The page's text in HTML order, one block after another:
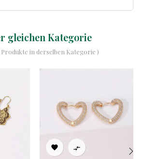
gleichen Kategorie
Produkte in derselben Kategorie )
 